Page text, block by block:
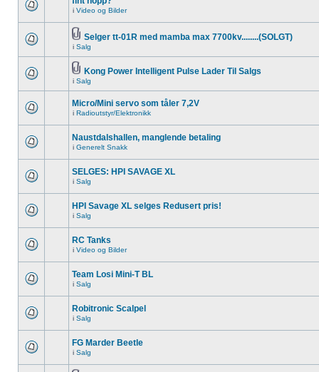
i Video og Bilder
Selger tt-01R med mamba max 7700kv........(SOLGT)
i Salg
Kong Power Intelligent Pulse Lader Til Salgs
i Salg
Micro/Mini servo som tåler 7,2V
i Radioutstyr/Elektronikk
Naustdalshallen, manglende betaling
i Generelt Snakk
SELGES: HPI SAVAGE XL
i Salg
HPI Savage XL selges Redusert pris!
i Salg
RC Tanks
i Video og Bilder
Team Losi Mini-T BL
i Salg
Robitronic Scalpel
i Salg
FG Marder Beetle
i Salg